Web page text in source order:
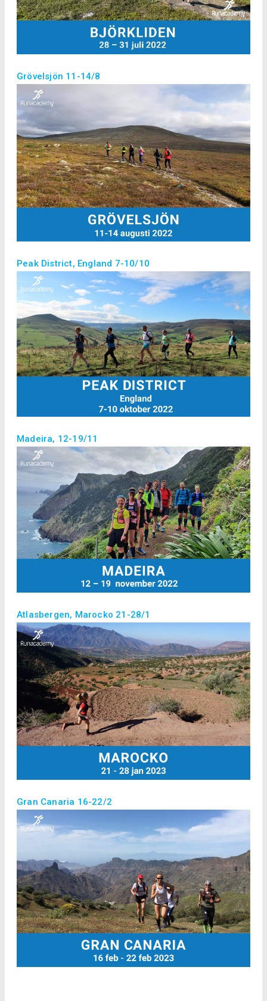
Grövelsjön 11-14/8
Peak District, England 7-10/10
Madeira, 12-19/11
Atlasbergen, Marocko 21-28/1
Gran Canaria 16-22/2